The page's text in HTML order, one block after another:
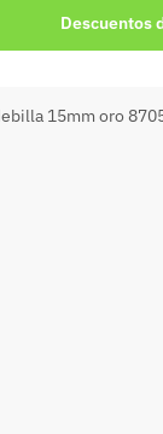
Descuentos
15mm oro